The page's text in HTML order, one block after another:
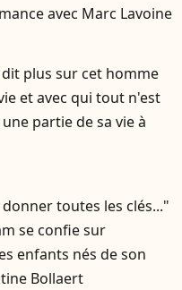
avec Marc Lavoine
plus sur cet homme
et avec qui tout n'est
partie de sa vie à
toutes les clés..."
se confie sur
enfants nés de son
Bollaert